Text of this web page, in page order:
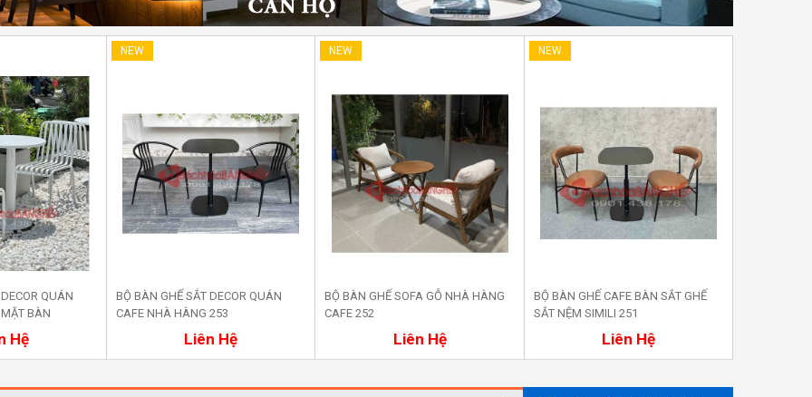
ngay
QUÁN
BÀN
Hệ
NEW
Mua ngay
BỘ BÀN GHẾ SẮT DECOR QUÁN
CAFE NHÀ HÀNG 253
Liên Hệ
NEW
BỘ BÀN GHẾ SOFA GỖ NHÀ HÀNG
CAFE 252
Liên Hệ
NEW
Mua ngay
BỘ BÀN GHẾ CAFE BÀN SẮT GHẾ
SẮT NỆM SIMILI 251
Liên Hệ